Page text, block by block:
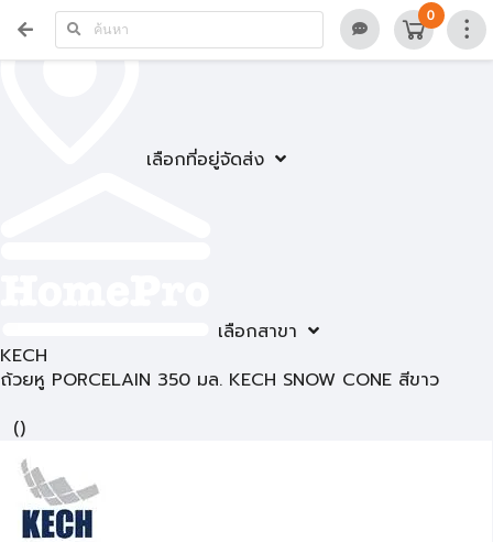
เลือกที่อยู่จัดส่ง
เลือกสาขา
0
KECH
ถ้วยหู PORCELAIN 350 มล. KECH SNOW CONE สีขาว
()